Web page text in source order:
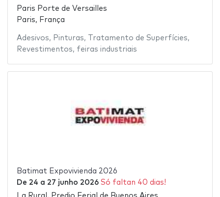
Paris Porte de Versailles
Paris, França
Adesivos, Pinturas, Tratamento de Superfícies,
Revestimentos, feiras industriais
Batimat Expovivienda 2026
De 24 a 27 junho 2026 Só faltan 40 dias!